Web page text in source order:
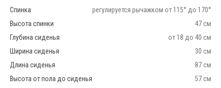
Спинка
регулируется рычажком от 115° до 170°
Высота спинки
47 см
Глубина сиденья
от 18 до 40 см
Ширина сиденья
30 см
Длина сиденья
87 см
Высота от пола до сиденья
57 см